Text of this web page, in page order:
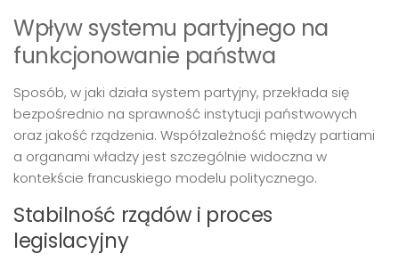
Wpływ systemu partyjnego na
funkcjonowanie państwa
Sposób, w jaki działa system partyjny, przekłada się
bezpośrednio na sprawność instytucji państwowych
oraz jakość rządzenia. Współzależność między partiami
a organami władzy jest szczególnie widoczna w
kontekście francuskiego modelu politycznego.
Stabilność rządów i proces
legislacyjny